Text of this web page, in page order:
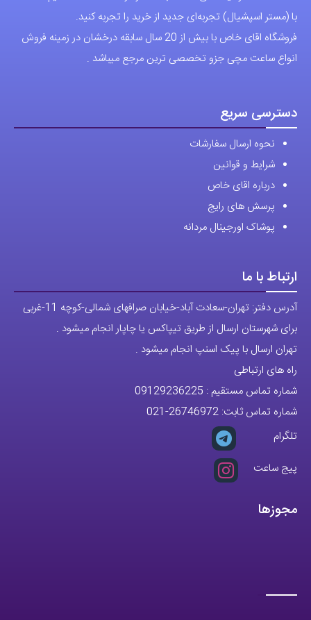
اعتماد شما، سرمایه اصلی ماست.با افتخار درخدمت شما هستیم.
با (مستر اسپشیال) تجربه‌ای جدید از خرید را تجربه کنید.
فروشگاه اقای خاص با بیش از 20 سال سابقه درخشان در زمینه فروش
دسترسی سریع
نحوه ارسال سفارشات
شرایط و قوانین
درباره اقای خاص
پرسش های رایج
ارتباط با ما
آدرس دفتر: تهران-سعادت آباد-خیابان صرافهای شمالی-کوچه 11-غربی
برای شهرستان ارسال از طریق تیپاکس یا چاپار انجام میشود .
تهران ارسال با پیک اسنپ انجام میشود .
راه های ارتباطی
شماره تماس مستقیم :09129236225
شماره تماس ثابت:26746972